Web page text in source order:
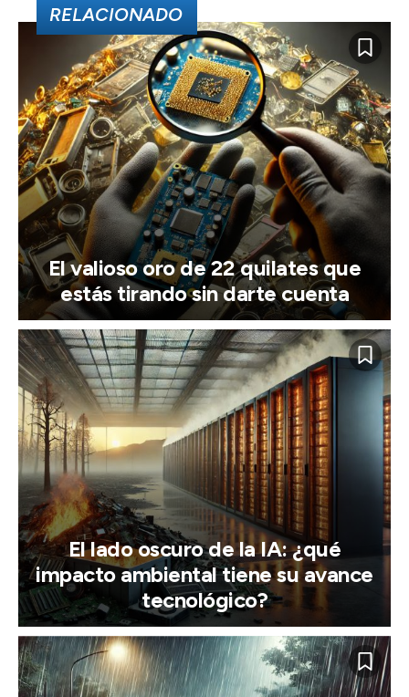
RELACIONADO
El valioso oro de 22 quilates que
estás tirando sin darte cuenta
El lado oscuro de la IA: ¿qué
impacto ambiental tiene su avance
tecnológico?